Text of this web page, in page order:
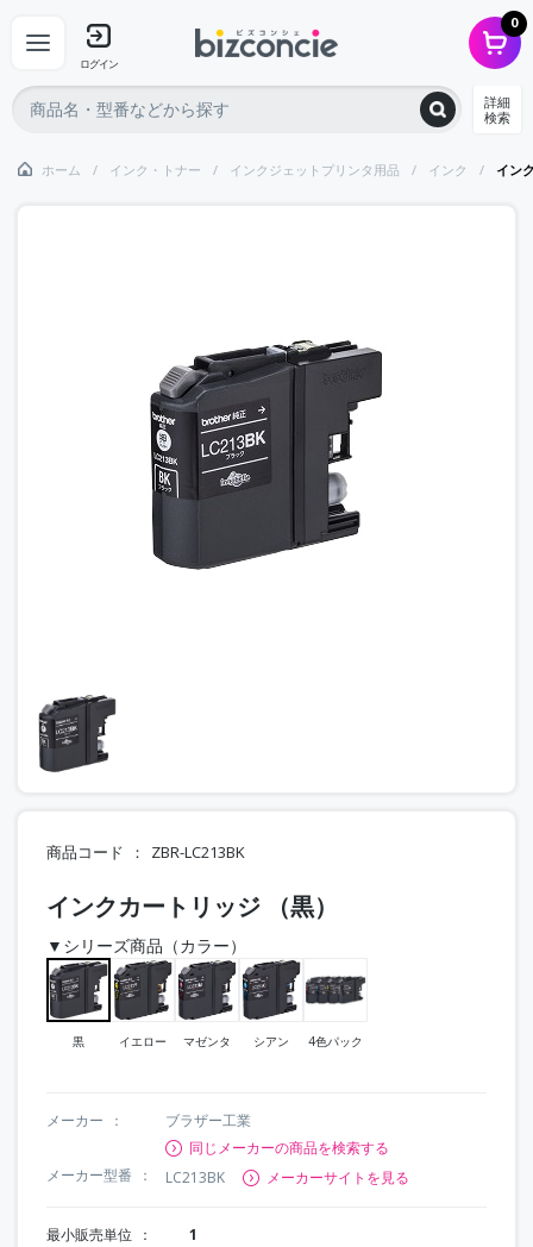
ログイン
0
詳細
検索
ホーム インク・トナー インクジェットプリンタ用品 インク イン
商品コード ZBR-LC213BK
インクカートリッジ （黒）
▼シリーズ商品（カラー）
黒 イエロー マゼンタ シアン 4色パック
メーカー
ブラザー工業
同じメーカーの商品を検索する
メーカー型番
LC213BK メーカーサイトを見る
最小販売単位 1